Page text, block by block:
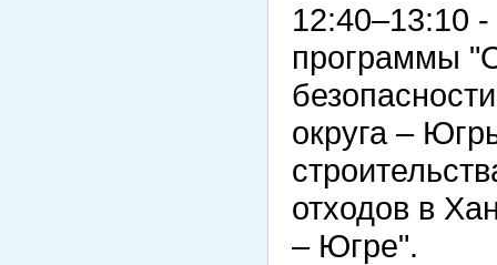
12:40–13:10
программы
округа –
отходов в
– Югре".